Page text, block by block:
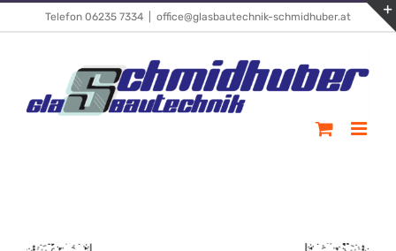
Telefon 06235 7334 office@glasbautechnik-schmidhuber.at